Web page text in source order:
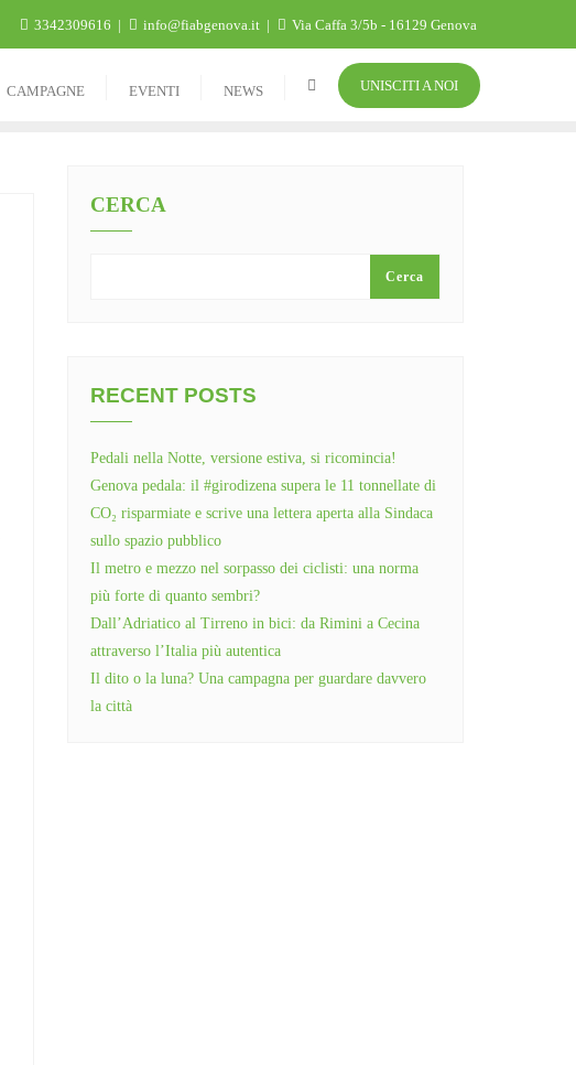
3342309616 info@fiabgenova.it Via Caffa 3/5b - 16129 Genova
CAMPAGNE EVENTI NEWS UNISCITI A NOI
CERCA
Cerca
RECENT POSTS
Pedali nella Notte, versione estiva, si ricomincia!
Genova pedala: il #girodizena supera le 11 tonnellate di
CO₂ risparmiate e scrive una lettera aperta alla Sindaca
sullo spazio pubblico
Il metro e mezzo nel sorpasso dei ciclisti: una norma
più forte di quanto sembri?
Dall’Adriatico al Tirreno in bici: da Rimini a Cecina
attraverso l’Italia più autentica
Il dito o la luna? Una campagna per guardare davvero
la città